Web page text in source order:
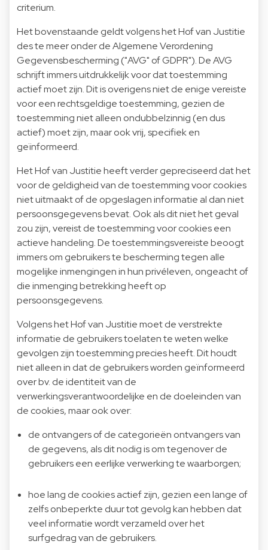
criterium.
Het bovenstaande geldt volgens het Hof van Justitie
des te meer onder de Algemene Verordening
Gegevensbescherming ("AVG" of GDPR"). De AVG
schrijft immers uitdrukkelijk voor dat toestemming
actief moet zijn. Dit is overigens niet de enige vereiste
voor een rechtsgeldige toestemming, gezien de
toestemming niet alleen ondubbelzinnig (en dus
actief) moet zijn, maar ook vrij, specifiek en
geïnformeerd.
Het Hof van Justitie heeft verder gepreciseerd dat het
voor de geldigheid van de toestemming voor cookies
niet uitmaakt of de opgeslagen informatie al dan niet
persoonsgegevens bevat. Ook als dit niet het geval
zou zijn, vereist de toestemming voor cookies een
actieve handeling. De toestemmingsvereiste beoogt
immers om gebruikers te bescherming tegen alle
mogelijke inmengingen in hun privéleven, ongeacht of
die inmenging betrekking heeft op
persoonsgegevens.
Volgens het Hof van Justitie moet de verstrekte
informatie de gebruikers toelaten te weten welke
gevolgen zijn toestemming precies heeft. Dit houdt
niet alleen in dat de gebruikers worden geïnformeerd
over bv. de identiteit van de
verwerkingsverantwoordelijke en de doeleinden van
de cookies, maar ook over:
de ontvangers of de categorieën ontvangers van
de gegevens, als dit nodig is om tegenover de
gebruikers een eerlijke verwerking te waarborgen;
hoe lang de cookies actief zijn, gezien een lange of
zelfs onbeperkte duur tot gevolg kan hebben dat
veel informatie wordt verzameld over het
surfgedrag van de gebruikers.